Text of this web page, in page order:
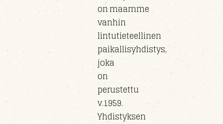
on maamme
vanhin
lintutieteellinen
paikallisyhdistys,
joka
on
perustettu
v.1959.
Yhdistyksen